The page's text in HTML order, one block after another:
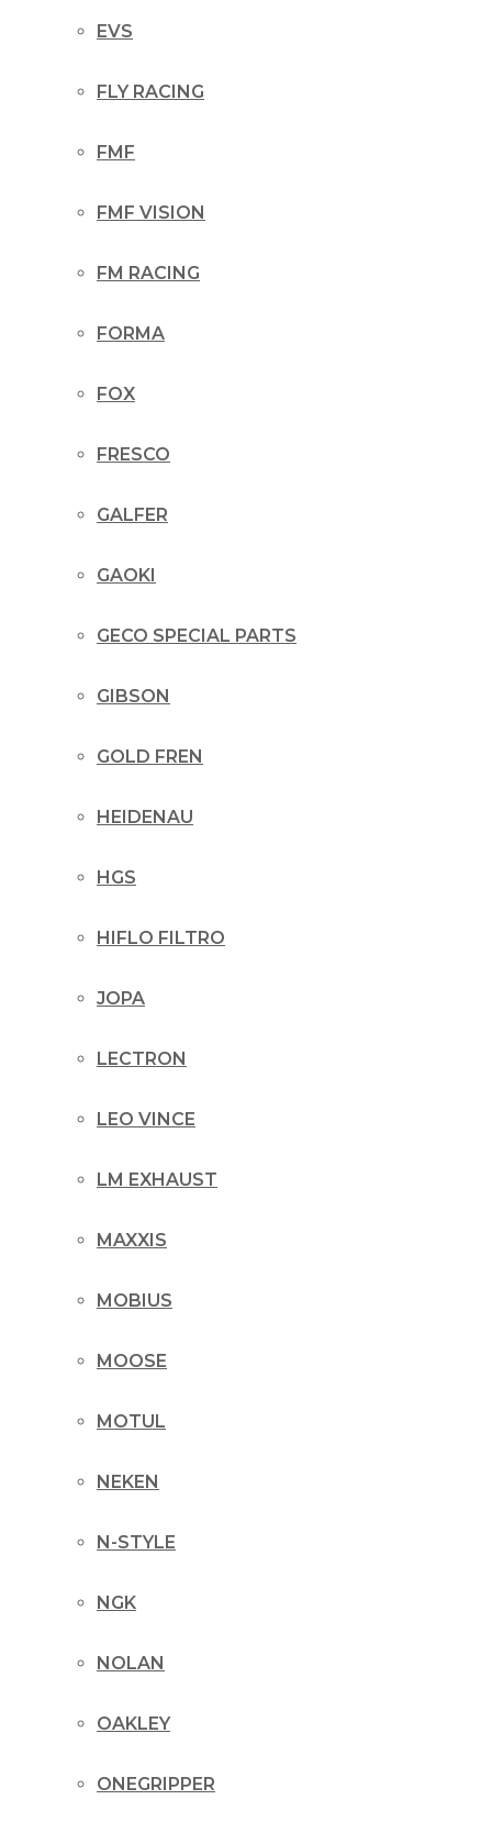
EVS
FLY RACING
FMF
FMF VISION
FM RACING
FORMA
FOX
FRESCO
GALFER
GAOKI
GECO SPECIAL PARTS
GIBSON
GOLD FREN
HEIDENAU
HGS
HIFLO FILTRO
JOPA
LECTRON
LEO VINCE
LM EXHAUST
MAXXIS
MOBIUS
MOOSE
MOTUL
NEKEN
N-STYLE
NGK
NOLAN
OAKLEY
ONEGRIPPER